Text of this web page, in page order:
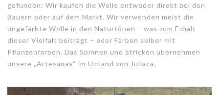
gefunden: Wir kaufen die Wolle entweder direkt bei den
Bauern oder auf dem Markt. Wir verwenden meist die
ungefärbte Wolle in den Naturtönen – was zum Erhalt
dieser Vielfalt beiträgt – oder Färben selber mit
Pflanzenfarben. Das Spinnen und Stricken übernehmen
unsere „Artesanas“ im Umland von Juliaca.